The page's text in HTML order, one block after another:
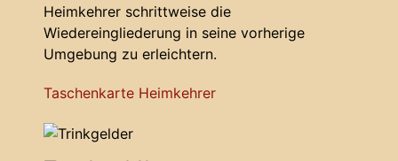
Heimkehrer schrittweise die
Wiedereingliederung in seine vorherige
Umgebung zu erleichtern.
Taschenkarte Heimkehrer